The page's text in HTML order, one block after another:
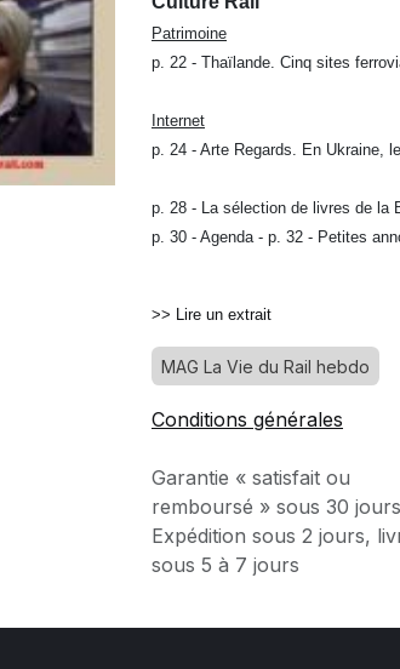
Patrimoine
p. 22 - Thaïlande. Cinq sites
Internet
p. 24 - Arte Regards. En Ukraine,
p. 28 - La sélection de livres de la
p. 30 - Agenda - p. 32 - Petites
>> Lire un extrait
MAG La Vie du Rail hebdo
Conditions générales
Garantie « satisfait ou
remboursé » sous 30 jours
Expédition sous 2 jours,
sous 5 à 7 jours